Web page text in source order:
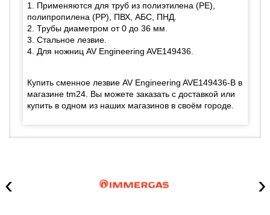
1. Применяются для труб из полиэтилена (PE),
полипропилена (PP), ПВХ, АБС, ПНД.
2. Трубы диаметром от 0 до 36 мм.
3. Стальное лезвие.
4. Для ножниц AV Engineering AVE149436.
Купить сменное лезвие AV Engineering AVE149436-B в
магазине tm24. Вы можете заказать с доставкой или
купить в одном из наших магазинов в своём городе.
‹ ›